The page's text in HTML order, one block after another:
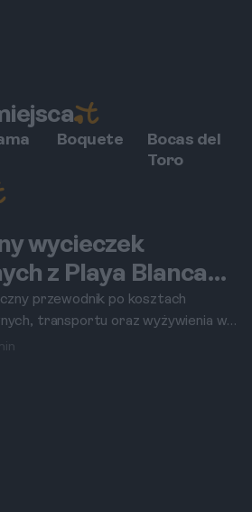
Boquete
Bocas del
Toro
wycieczek
z Playa Blanca
przewodnik po kosztach
transportu oraz wyżywienia w
dorosłych.